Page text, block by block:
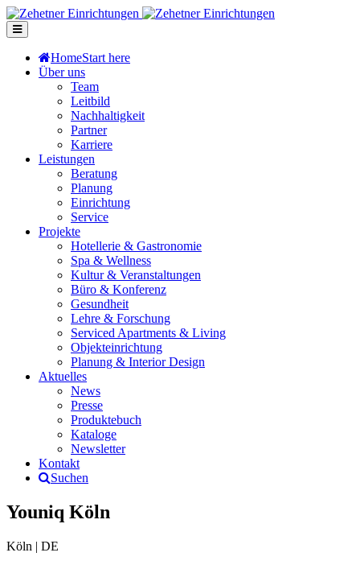
HomeStart here
Über uns
Team
Leitbild
Nachhaltigkeit
Partner
Karriere
Leistungen
Beratung
Planung
Einrichtung
Service
Projekte
Hotellerie & Gastronomie
Spa & Wellness
Kultur & Veranstaltungen
Büro & Konferenz
Gesundheit
Lehre & Forschung
Serviced Apartments & Living
Objekteinrichtung
Planung & Interior Design
Aktuelles
News
Presse
Produktebuch
Kataloge
Newsletter
Kontakt
Suchen
Youniq Köln
Köln | DE